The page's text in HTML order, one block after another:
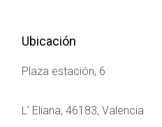
Ubicación
Plaza estación, 6
L’ Eliana, 46183, Valencia